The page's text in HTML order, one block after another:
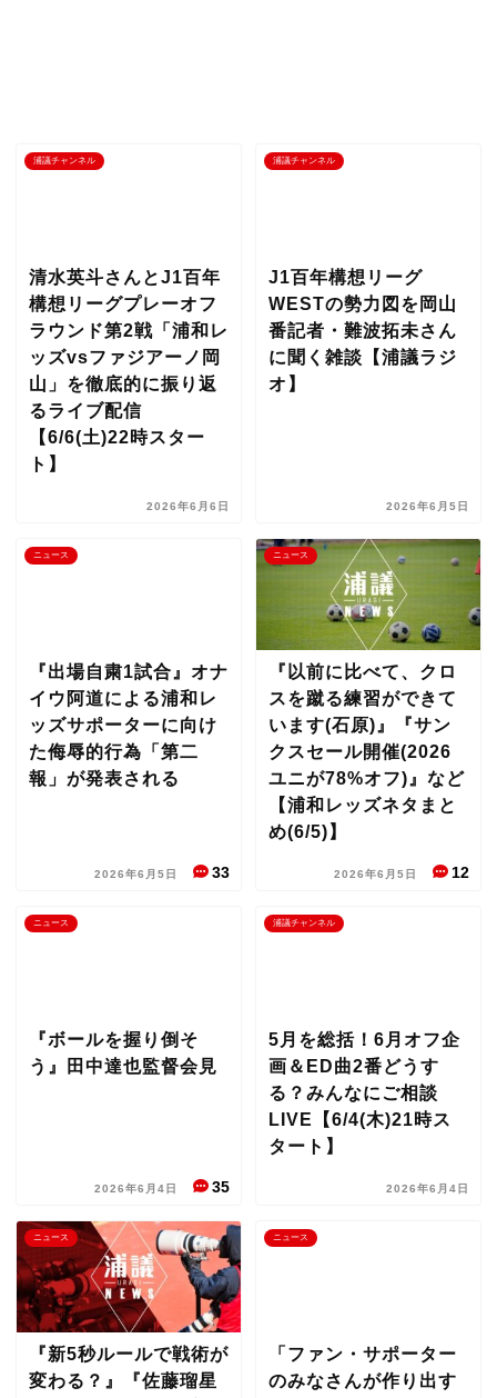
浦議チャンネル
清水英斗さんとJ1百年
構想リーグプレーオフ
ラウンド第2戦「浦和レ
ッズvsファジアーノ岡
山」を徹底的に振り返
るライブ配信
【6/6(土)22時スター
ト】
2026年6月6日
浦議チャンネル
J1百年構想リーグ
WESTの勢力図を岡山
番記者・難波拓未さん
に聞く雑談【浦議ラジ
オ】
2026年6月5日
ニュース
『出場自粛1試合』オナ
イウ阿道による浦和レ
ッズサポーターに向け
た侮辱的行為「第二
報」が発表される
2026年6月5日 33
ニュース
『以前に比べて、クロ
スを蹴る練習ができて
います(石原)』『サン
クスセール開催(2026
ユニが78%オフ)』など
【浦和レッズネタまと
め(6/5)】
2026年6月5日 12
ニュース
『ボールを握り倒そ
う』田中達也監督会見
2026年6月4日 35
浦議チャンネル
5月を総括！6月オフ企
画＆ED曲2番どうす
る？みんなにご相談
LIVE【6/4(木)21時ス
タート】
2026年6月4日
ニュース
『新5秒ルールで戦術が
変わる？』『佐藤瑠星
ニュース
「ファン・サポーター
のみなさんが作り出す